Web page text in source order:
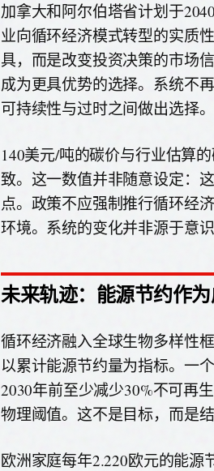
加拿大和阿尔伯塔省计划于
业向循环经济模式转型的实质
具，而是改变投资决策的市场
成为更具优势的选择。系统不
可持续性与过时之间做出选择。
140美元/吨的碳价与行业估算
致。这一数值并非随意设定：
点。政策不应强制推行循环经
环境。系统的变化并非源于意
未来轨迹：能源节约作
循环经济融入全球生物多样性
以累计能源节约量为指标。一
2030年前至少减少30%不可再
物理阈值。这不是目标，而是结
欧洲家庭每年2.220欧元的能